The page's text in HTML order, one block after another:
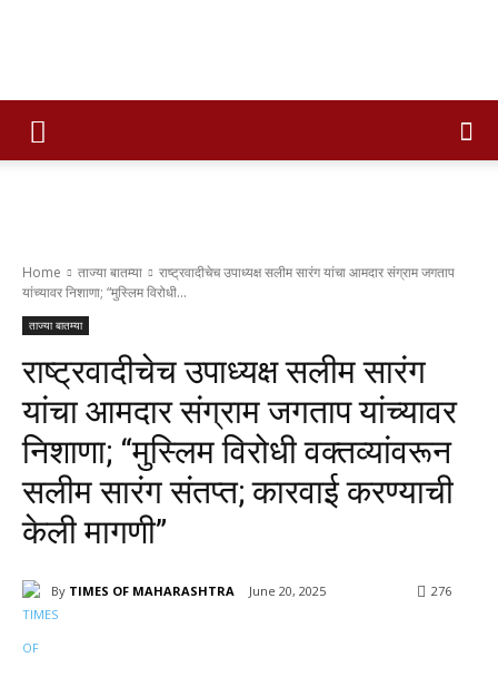
Times
Home ताज्या बातम्या
राष्ट्रवादीचेच उपाध्यक्ष सलीम सारंग यांचा आमदार संग्राम जगताप
यांच्यावर निशाणा; “मुस्लिम विरोधी...
ताज्या बातम्या
राष्ट्रवादीचेच उपाध्यक्ष सलीम सारंग
यांचा आमदार संग्राम जगताप यांच्यावर
निशाणा; “मुस्लिम विरोधी वक्तव्यांवरून
सलीम सारंग संतप्त; कारवाई करण्याची
केली मागणी”
By TIMES OF MAHARASHTRA June 20, 2025 276